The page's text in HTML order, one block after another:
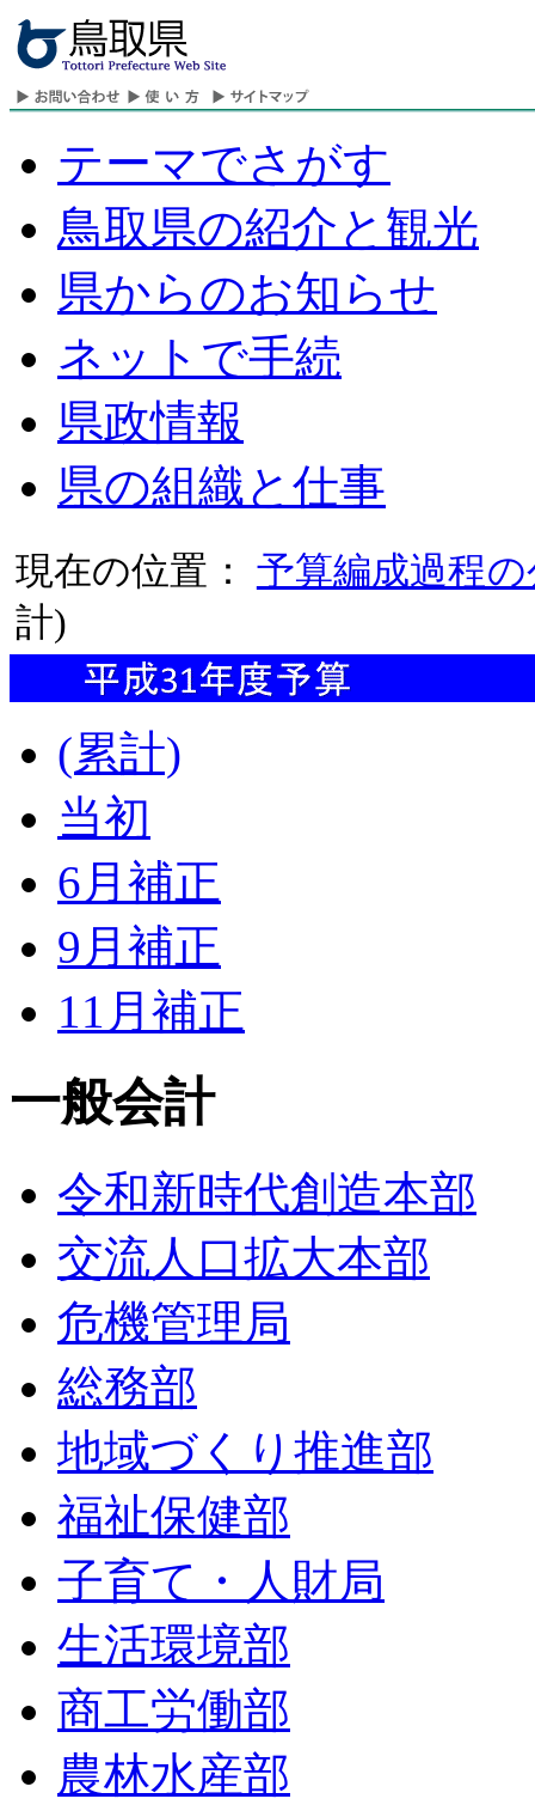
テーマでさがす
鳥取県の紹介と観光
県からのお知らせ
ネットで手続
県政情報
県の組織と仕事
現在の位置： 予算編成過程
計)
(累計)
当初
6月補正
9月補正
11月補正
一般会計
令和新時代創造本部
交流人口拡大本部
危機管理局
総務部
地域づくり推進部
福祉保健部
子育て・人財局
生活環境部
商工労働部
農林水産部